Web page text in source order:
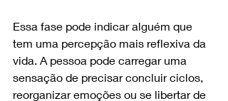
Essa fase pode indicar alguém que
tem uma percepção mais reflexiva da
vida. A pessoa pode carregar uma
sensação de precisar concluir ciclos,
reorganizar emoções ou se libertar de